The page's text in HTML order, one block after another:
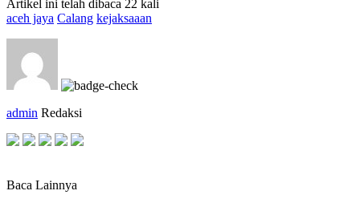
Artikel ini telah dibaca 22 kali
aceh jaya Calang kejaksaaan
admin Redaksi
Baca Lainnya